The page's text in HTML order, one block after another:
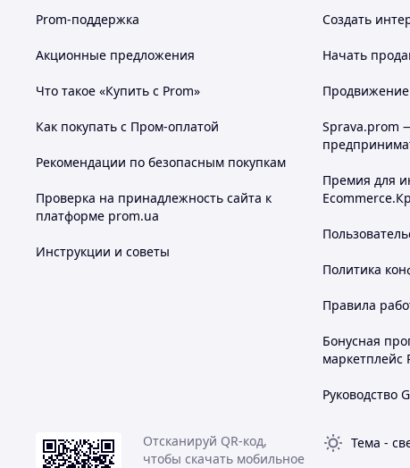
надежную фиксацию и нивелирует провисание под
✅ Спортивная сумка на пояс обеспечит комфорт и
Prom-поддержка
Акционные предложения
Что такое «Купить с Prom»
Как покупать с Пром-оплатой
Рекомендации по безопасным покупкам
Проверка на принадлежность сайта к
платформе prom.ua
Инструкции и советы
Создать
Начать
Продвижение
Sprava.prom
Премия для
Политика
Правила
Бонусная
маркетплейс
Руководство
Отсканируй QR-код,
чтобы скачать мобильное
Тема -